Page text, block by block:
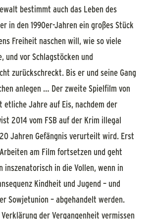
bestimmt auch das Leben des
in den 1990er-Jahren ein großes Stück
Freiheit naschen will, wie so viele
und vor Schlagstöcken und
zurückschreckt. Bis er und seine Gang
anlegen … Der zweite Spielfilm von
etliche Jahre auf Eis, nachdem der
2014 vom FSB auf der Krim illegal
Jahren Gefängnis verurteilt wird. Erst
am Film fortsetzen und geht
inszenatorisch in die Vollen, wenn in
Kindheit und Jugend – und
Sowjetunion – abgehandelt werden.
der Vergangenheit vermissen